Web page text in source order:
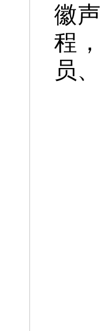
徽
程
员